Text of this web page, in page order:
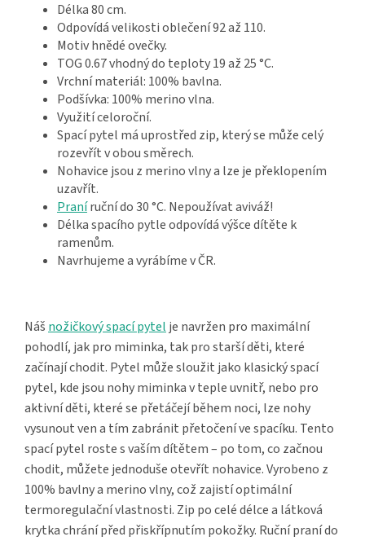
Délka 80 cm.
Odpovídá velikosti oblečení 92 až 110.
Motiv hnědé ovečky.
TOG 0.67 vhodný do teploty 19 až 25 °C.
Vrchní materiál: 100% bavlna.
Podšívka: 100% merino vlna.
Využití celoroční.
Spací pytel má uprostřed zip, který se může celý
rozevřít v obou směrech.
Nohavice jsou z merino vlny a lze je překlopením
uzavřít.
Praníruční do 30 °C. Nepoužívat aviváž!
Délka spacího pytle odpovídá výšce dítěte k
ramenům.
Navrhujeme a vyrábíme v ČR.
Náš nožičkový spací pytel je navržen pro maximální
pohodlí, jak pro miminka, tak pro starší děti, které
začínají chodit. Pytel může sloužit jako klasický spací
pytel, kde jsou nohy miminka v teple uvnitř, nebo pro
aktivní děti, které se přetáčejí během noci, lze nohy
vysunout ven a tím zabránit přetočení ve spacíku. Tento
spací pytel roste s vaším dítětem – po tom, co začnou
chodit, můžete jednoduše otevřít nohavice. Vyrobeno z
100% bavlny a merino vlny, což zajistí optimální
termoregulační vlastnosti. Zip po celé délce a látková
krytka chrání před přiskřípnutím pokožky. Ruční praní do